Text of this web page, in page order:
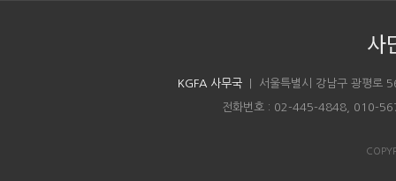
사
KGFA 사무국 | 서울특별시 강남구 광평
전화번호 : 02-445-4848, 010-